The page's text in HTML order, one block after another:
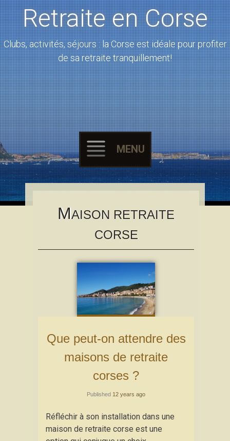
Retraite en Corse
Clubs, activités, séjours : la Corse est idéale pour profiter
de sa retraite tranquillement!
MENU
Skip to content
MAISON RETRAITE
CORSE
Que peut-on attendre des
maisons de retraite
corses ?
Published 12 years ago
Réfléchir à son installation dans une
maison de retraite corse est une